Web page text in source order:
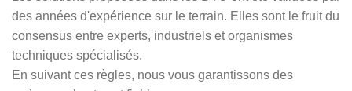
des années d'expérience sur le terrain. Elles sont le fruit du
consensus entre experts, industriels et organismes
techniques spécialisés.
En suivant ces règles, nous vous garantissons des